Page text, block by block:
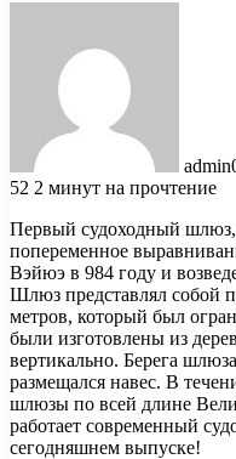
admin
52 2 минут на прочтение
Первый судоходный шлюз,
попеременное
Вэйюэ в 984 году и
Шлюз представлял собой
метров, который был
были изготовлены из
вертикально. Берега
размещался навес. В
шлюзы по всей длине
работает современный
сегодняшнем выпуске!